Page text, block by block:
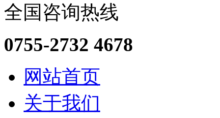
全国咨询热线
0755-2732 4678
网站首页
关于我们